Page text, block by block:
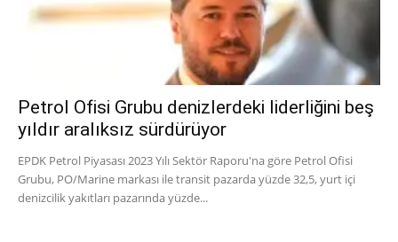
Petrol Ofisi Grubu denizlerdeki liderliğini beş
yıldır aralıksız sürdürüyor
EPDK Petrol Piyasası 2023 Yılı Sektör Raporu'na göre Petrol Ofisi
Grubu, PO/Marine markası ile transit pazarda yüzde 32,5, yurt içi
denizcilik yakıtları pazarında yüzde...